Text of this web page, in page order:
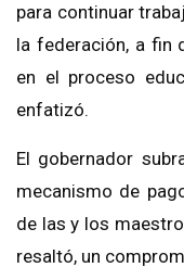
para continuar
la federación, a fin
en el proceso
enfatizó.
El gobernador
mecanismo de
de las y los
resaltó, un